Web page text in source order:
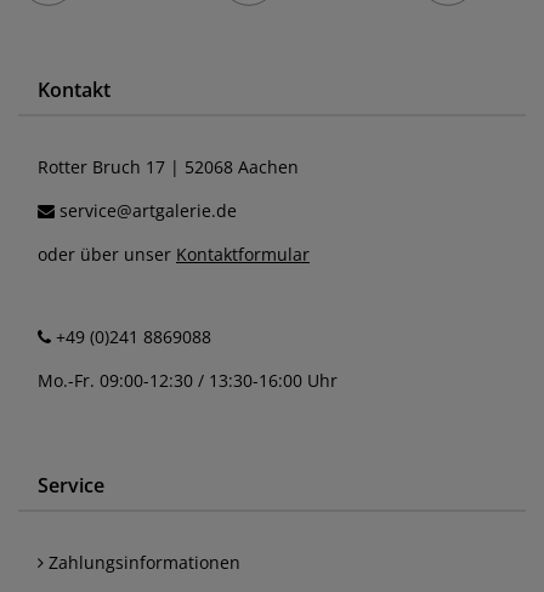
Kontakt
Rotter Bruch 17 | 52068 Aachen
service@artgalerie.de
oder über unser Kontaktformular
+49 (0)241 8869088
Mo.-Fr. 09:00-12:30 / 13:30-16:00 Uhr
Service
Zahlungsinformationen